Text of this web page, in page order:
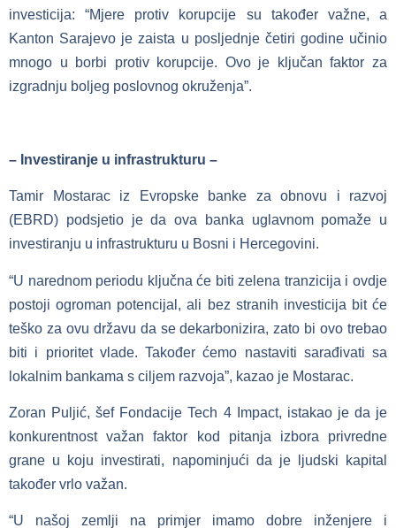
investicija: “Mjere protiv korupcije su također važne, a
Kanton Sarajevo je zaista u posljednje četiri godine učinio
mnogo u borbi protiv korupcije. Ovo je ključan faktor za
izgradnju boljeg poslovnog okruženja”.
– Investiranje u infrastrukturu –
Tamir Mostarac iz Evropske banke za obnovu i razvoj
(EBRD) podsjetio je da ova banka uglavnom pomaže u
investiranju u infrastrukturu u Bosni i Hercegovini.
“U narednom periodu ključna će biti zelena tranzicija i ovdje
postoji ogroman potencijal, ali bez stranih investicija bit će
teško za ovu državu da se dekarbonizira, zato bi ovo trebao
biti i prioritet vlade. Također ćemo nastaviti sarađivati sa
lokalnim bankama s ciljem razvoja”, kazao je Mostarac.
Zoran Puljić, šef Fondacije Tech 4 Impact, istakao je da je
konkurentnost važan faktor kod pitanja izbora privredne
grane u koju investirati, napominjući da je ljudski kapital
također vrlo važan.
“U našoj zemlji na primjer imamo dobre inženjere i